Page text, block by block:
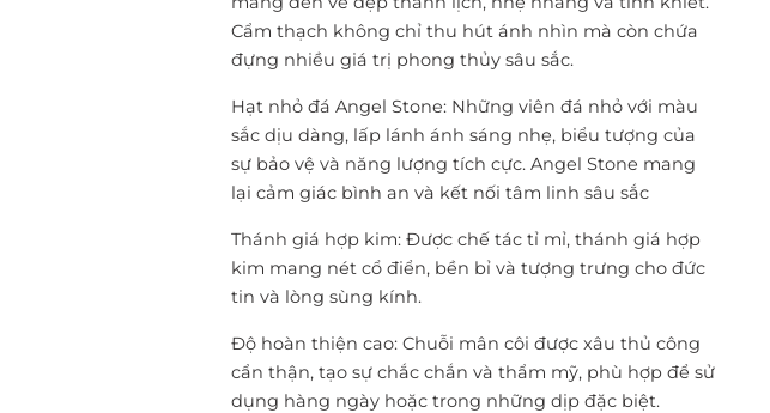
Cẩm thạch không chỉ thu hút ánh nhìn mà còn chứa
đựng nhiều giá trị phong thủy sâu sắc.
Hạt nhỏ đá Angel Stone: Những viên đá nhỏ với màu
sắc dịu dàng, lấp lánh ánh sáng nhẹ, biểu tượng của
sự bảo vệ và năng lượng tích cực. Angel Stone mang
lại cảm giác bình an và kết nối tâm linh sâu sắc
Thánh giá hợp kim: Được chế tác tỉ mỉ, thánh giá hợp
kim mang nét cổ điển, bền bỉ và tượng trưng cho đức
tin và lòng sùng kính.
Độ hoàn thiện cao: Chuỗi mân côi được xâu thủ công
cẩn thận, tạo sự chắc chắn và thẩm mỹ, phù hợp để sử
dụng hàng ngày hoặc trong những dịp đặc biệt.